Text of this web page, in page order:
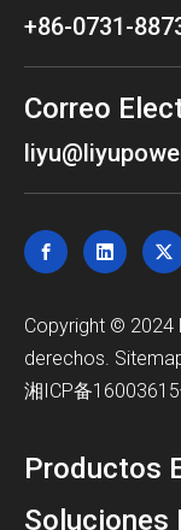
+86-0731-
Correo
Copyright © 2024
derechos.
湘ICP备16003615
Productos
Soluciones